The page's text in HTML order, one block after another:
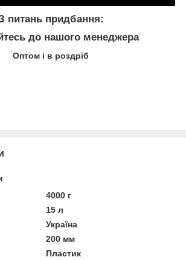
питань придбання:
до нашого менеджера
Оптом і в роздріб
4000 г
15 л
Україна
200 мм
Пластик